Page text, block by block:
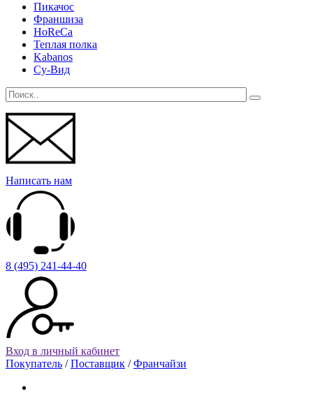
Пикачос
Франшиза
HoReCa
Теплая полка
Kabanos
Су-Вид
Написать нам
8 (495) 241-44-40
Вход в личный кабинет
Покупатель /Поставщик /Франчайзи